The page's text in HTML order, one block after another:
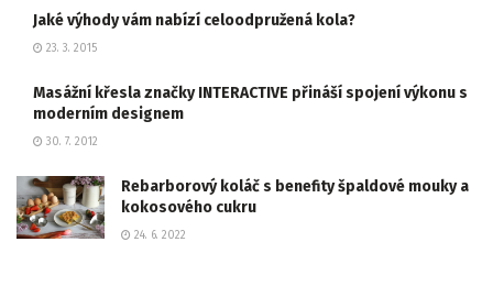
Jaké výhody vám nabízí celoodpružená kola?
23. 3. 2015
Masážní křesla značky INTERACTIVE přináší spojení výkonu s
moderním designem
30. 7. 2012
Rebarborový koláč s benefity špaldové mouky a
kokosového cukru
24. 6. 2022